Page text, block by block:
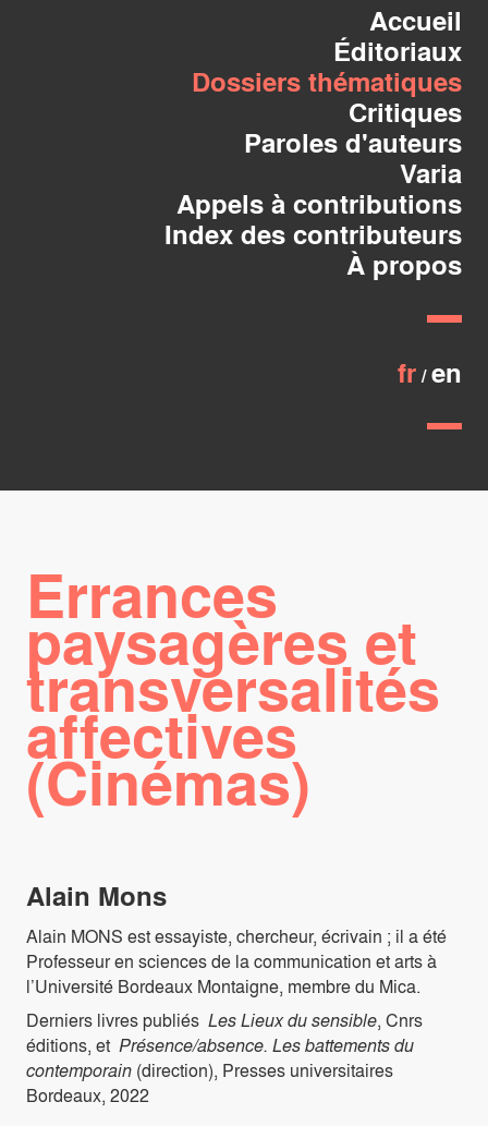
Accueil
Éditoriaux
Dossiers thématiques
Critiques
Paroles d'auteurs
Varia
Appels à contributions
Index des contributeurs
À propos
fr en
Errances
paysagères et
transversalités
affectives
(Cinémas)
Alain Mons
Alain MONS est essayiste, chercheur, écrivain ; il a été
Professeur en sciences de la communication et arts à
l’Université Bordeaux Montaigne, membre du Mica.
Derniers livres publiés Les Lieux du sensible, Cnrs
éditions, et Présence/absence. Les battements du
contemporain (direction), Presses universitaires
Bordeaux, 2022